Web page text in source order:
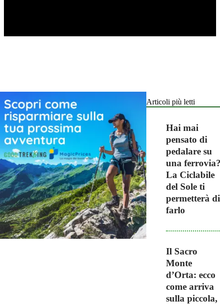
Articoli più letti
Hai mai
pensato di
pedalare su
una
La Ciclabile
del Sole ti
permetterà di
farlo
Il Sacro
Monte
d’Orta: ecco
come arriva
sulla piccola,